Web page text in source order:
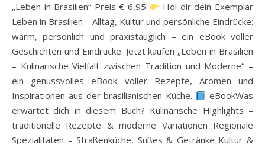
„Leben in Brasilien“ Preis € 6,95
Hol dir dein Exemplar
Leben in Brasilien – Alltag, Kultur und persönliche Eindrücke:
warm, persönlich und praxistauglich – ein eBook voller
Geschichten und Eindrücke. Jetzt kaufen „Leben in Brasilien
– Kulinarische Vielfalt zwischen Tradition und Moderne“ –
ein genussvolles eBook voller Rezepte, Aromen und
Inspirationen aus der brasilianischen Küche.
eBookWas
erwartet dich in diesem Buch? Kulinarische Highlights –
traditionelle Rezepte & moderne Variationen Regionale
Spezialitäten – Straßenküche, Süßes & Getränke Kultur &